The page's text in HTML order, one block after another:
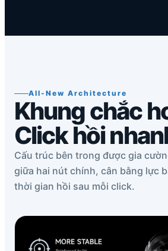
All-New Architecture
Khung chắc
Click hồi
Cấu trúc bên trong được gia
giữa hai nút chính, cân bằng lực
thời gian hồi sau mỗi click.